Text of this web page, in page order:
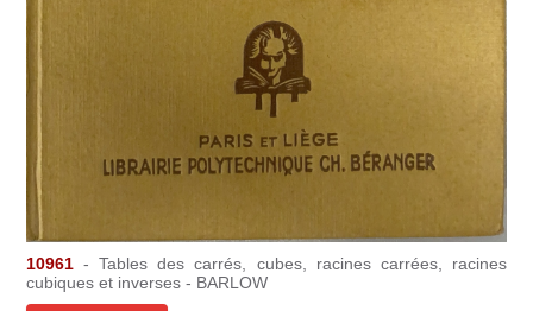
10961 - Tables des carrés, cubes, racines carrées, racines
cubiques et inverses - BARLOW